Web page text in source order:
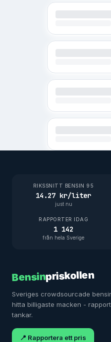
RIKSSNITT BENSIN 95
14.27 kr/liter
just nu
RAPPORTER IDAG
1 142
från hela Sverige
Bensinpriskollen
Sveriges crowdsourcade
hitta billigaste macken -
tankar.
📍 Rapportera ett pris